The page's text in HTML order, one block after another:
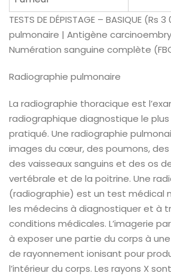
TESTS DE DÉPISTAGE – BASIQUE (Rs
pulmonaire | Antigène
Numération sanguine complète
Radiographie pulmonaire
La radiographie thoracique est
radiographique diagnostique le
pratiqué. Une radiographie
images du cœur, des poumons,
des vaisseaux sanguins et des os
vertébrale et de la poitrine. Une
(radiographie) est un test médical
les médecins à diagnostiquer et à
conditions médicales. L’imagerie
à exposer une partie du corps à
de rayonnement ionisant pour
l’intérieur du corps. Les rayons X